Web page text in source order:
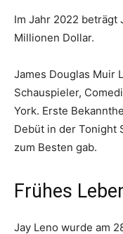
Im Jahr 2022 beträgt
Millionen Dollar.
James Douglas Muir
Schauspieler,
York. Erste
Debüt in der Tonight
zum Besten gab.
Frühes
Jay Leno wurde am